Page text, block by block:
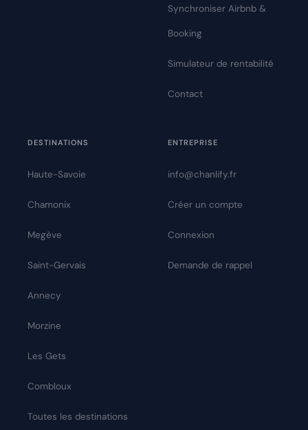
Synchroniser Airbnb &
Booking
Simulateur de rentabilité
Contact
DESTINATIONS
Haute-Savoie
Chamonix
Megève
Saint-Gervais
Annecy
Morzine
Les Gets
Combloux
Toutes les destinations
ENTREPRISE
info@chanlify.fr
Créer un compte
Connexion
Demande de rappel